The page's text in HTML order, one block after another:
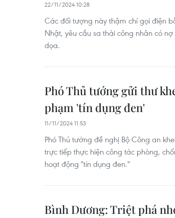
22/11/2024 10:28
Các đối tượng này thậm chí gọi điện
Nhật, yêu cầu sa thải công nhân có
dọa.
Phó Thủ tướng gửi thư
phạm 'tín dụng đen'
11/11/2024 11:53
Phó Thủ tướng đề nghị Bộ Công an
trực tiếp thực hiện công tác phòng,
hoạt động "tín dụng đen."
Bình Dương: Triệt phá